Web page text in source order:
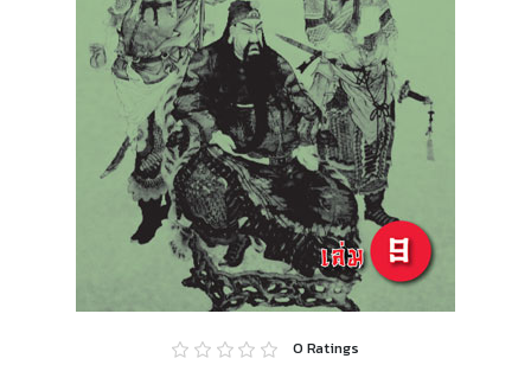
0 Ratings